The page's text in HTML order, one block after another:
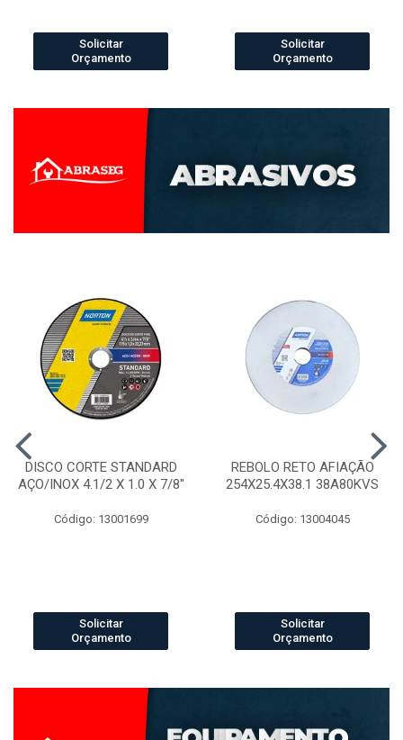
Solicitar
Orçamento
Solicitar
Orçamento
DISCO CORTE STANDARD
AÇO/INOX 4.1/2 X 1.0 X 7/8"
Código: 13001699
Solicitar
Orçamento
REBOLO RETO AFIAÇÃO
254X25.4X38.1 38A80KVS
Código: 13004045
Solicitar
Orçamento